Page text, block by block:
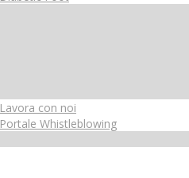
Lavora con noi
Portale Whistleblowing